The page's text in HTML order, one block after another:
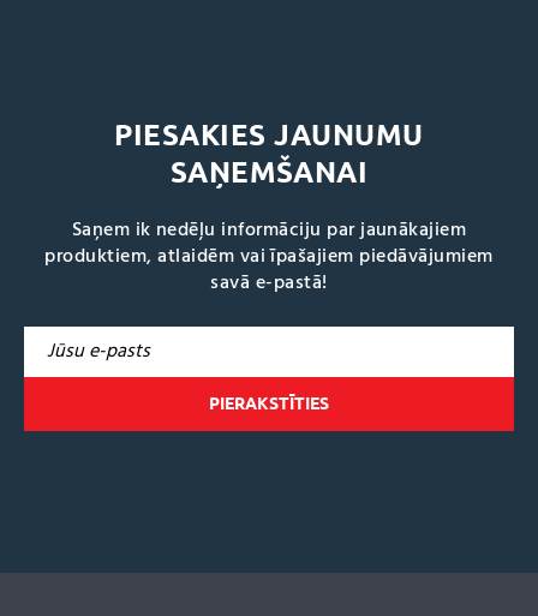
PIESAKIES JAUNUMU
SAŅEMŠANAI
Saņem ik nedēļu informāciju par jaunākajiem
produktiem, atlaidēm vai īpašajiem piedāvājumiem
savā e-pastā!
t